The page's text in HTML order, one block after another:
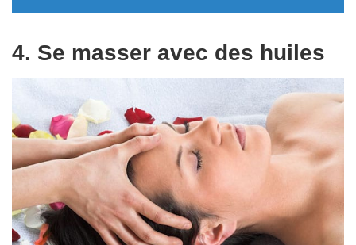
4. Se masser avec des huiles